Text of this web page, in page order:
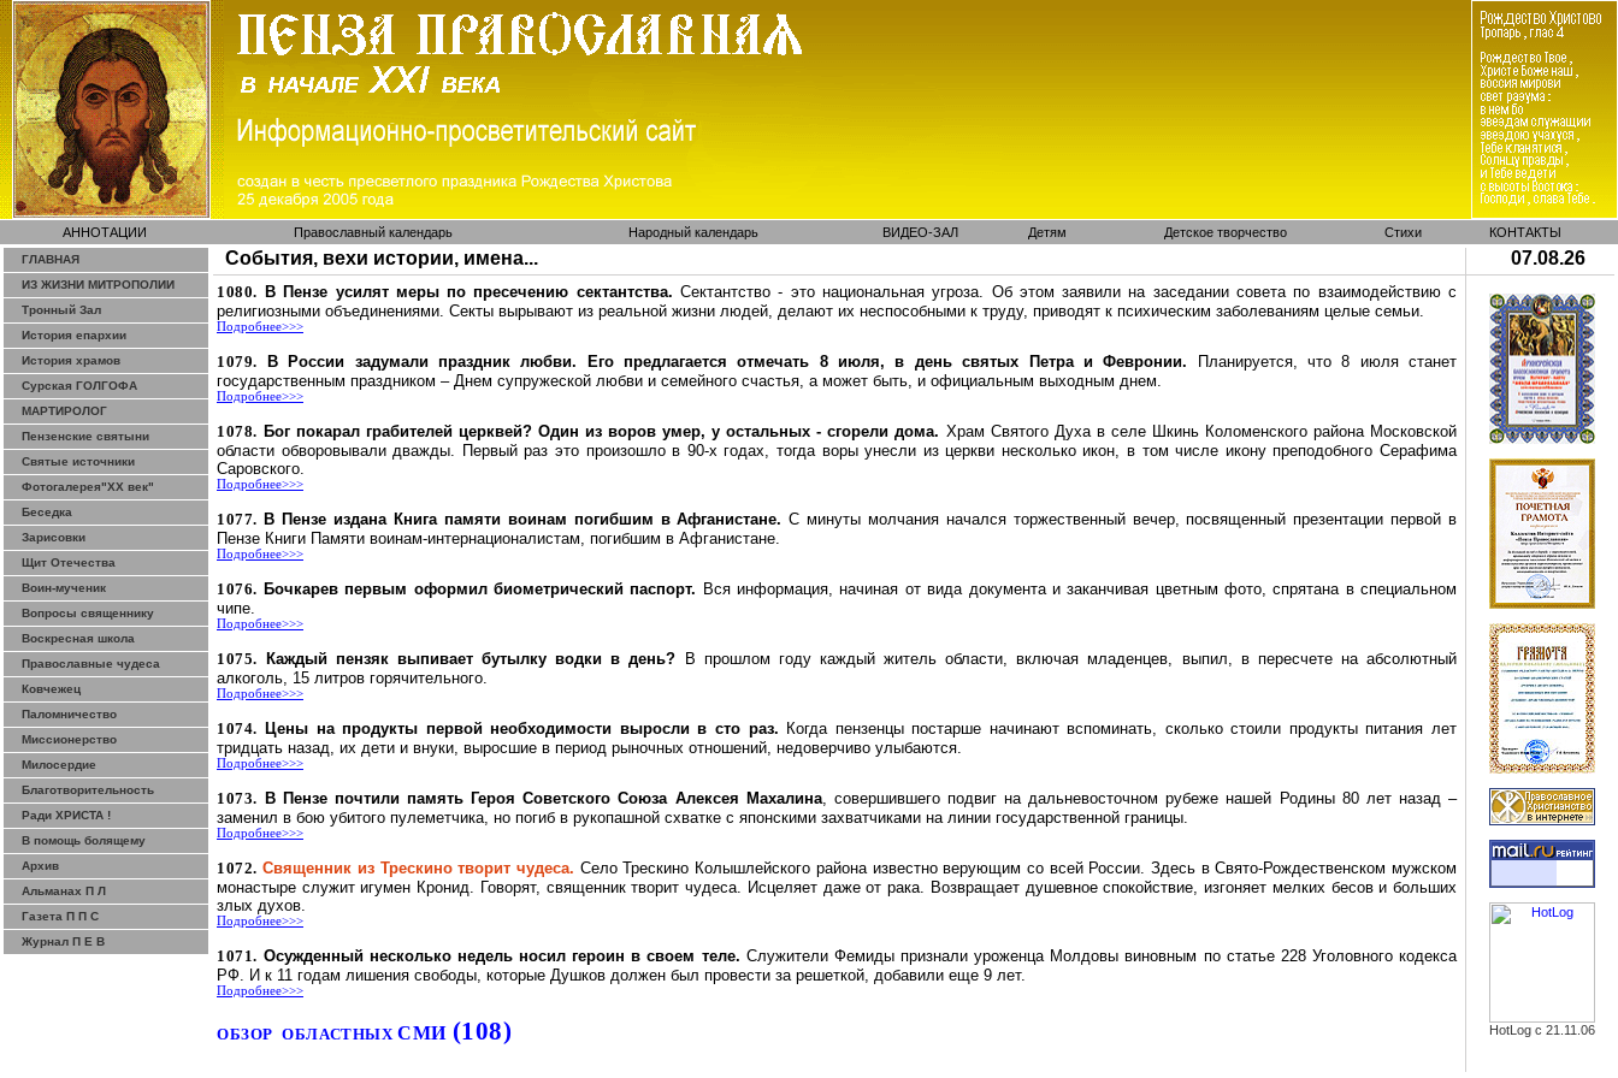
АННОТАЦИИ Православный календарь Народный календарь ВИДЕО-ЗАЛ Детям Детское творчество Стихи КОНТАКТЫ
ГЛАВНАЯ
ИЗ ЖИЗНИ МИТРОПОЛИИ
Тронный Зал
История епархии
История храмов
Сурская ГОЛГОФА
МАРТИРОЛОГ
Пензенские святыни
Святые источники
Фотогалерея"ХХ век"
Беседка
Зарисовки
Щит Отечества
Воин-мученик
Вопросы священнику
Воскресная школа
Православные чудеса
Ковчежец
Паломничество
Миссионерство
Милосердие
Благотворительность
Ради ХРИСТА !
В помощь болящему
Архив
Альманах П Л
Газета П П С
Журнал П Е В
События, вехи истории, имена... 07.08.26
1080. В Пензе усилят меры по пресечению сектантства.Сектантство - это национальная угроза. Об этом заявили на заседании совета по взаимодействию с
религиозными объединениями. Секты вырывают из реальной жизни людей, делают их неспособными к труду, приводят к психическим заболеваниям целые семьи.
Подробнее>>>
1079. В России задумали праздник любви. Его предлагается отмечать 8 июля, в день святых Петра иФевронии.
Планируется, что 8 июля станет
государственным праздником – Днем супружеской любви и семейного счастья, а может быть, и официальным выходным днем.
Подробнее>>>
1078. Бог покарал грабителей церквей? Один из воров умер, у остальных - сгорели дома. Храм Святого Духа в селе ШкиньКоломенского района Московской
области обворовывали дважды. Первый раз это произошло в 90-х годах, тогда воры унесли из церкви несколько икон, в том числе икону преподобного Серафима
Саровского.
Подробнее>>>
1077. В Пензе издана Книга памяти воинам погибшим в Афганистане. С минуты молчания начался торжественный вечер, посвященный презентации первой в
Пензе Книги Памяти воинам-интернационалистам, погибшим в Афганистане.
Подробнее>>>
1076. Бочкарев первым оформил биометрический паспорт. Вся информация, начиная от вида документа и заканчивая цветным фото, спрятана в специальном
чипе.
Подробнее>>>
1075. Каждый пензяквыпивает бутылку водки в день?
В прошлом году каждый житель области, включая младенцев, выпил, в пересчете на абсолютный
алкоголь, 15 литров горячительного.
Подробнее>>>
1074. Цены на продукты первой необходимости выросли в сто раз. Когда пензенцыпостарше начинают вспоминать, сколько стоили продукты питания лет
тридцать назад, их дети и внуки, выросшие в период рыночных отношений, недоверчиво улыбаются.
Подробнее>>>
1073. В Пензе почтили память Героя Советского Союза Алексея Махалина, совершившего подвиг на дальневосточном рубеже нашей Родины 80 лет назад –
заменил в бою убитого пулеметчика, но погиб в рукопашной схватке с японскими захватчиками на линии государственной границы.
Подробнее>>>
1072.Священник из Трескинотворит чудеса. СелоТрескино Колышлейского района известно верующим со всей России. Здесь в Свято-Рождественском мужском
монастыре служит игумен Кронид. Говорят, священник творит чудеса. Исцеляет даже от рака. Возвращает душевное спокойствие, изгоняет мелких бесов и больших
злых духов.
Подробнее>>>
1071. Осужденный несколько недель носил героин в своем теле. Служители Фемиды признали уроженца Молдовы виновным по статье 228 Уголовного кодекса
РФ. И к 11 годам лишения свободы, которые Душков должен был провести за решеткой, добавили еще 9 лет.
Подробнее>>>
ОБЗОР ОБЛАСТНЫХСМИ (108) HotLog с 21.11.06